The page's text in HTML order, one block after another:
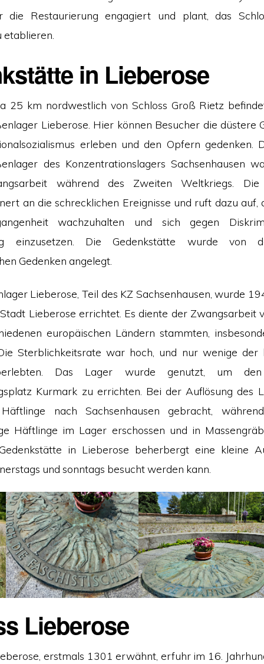
die Restaurierung engagiert und plant, das
in Lieberose
25 km nordwestlich von Schloss Groß Rietz
Lieberose. Hier können Besucher die düstere
erleben und den Opfern gedenken.
des Konzentrationslagers Sachsenhausen
während des Zweiten Weltkriegs. Die
an die schrecklichen Ereignisse und ruft dazu auf,
wachzuhalten und sich gegen
einzusetzen. Die Gedenkstätte wurde von
Gedenken angelegt.
Lieberose, Teil des KZ Sachsenhausen, wurde
Lieberose errichtet. Es diente der Zwangsarbeit
europäischen Ländern stammten,
Sterblichkeitsrate war hoch, und nur wenige der
Das Lager wurde genutzt, um den
Kurmark zu errichten. Bei der Auflösung des
nach Sachsenhausen gebracht,
Häftlinge im Lager erschossen und in
in Lieberose beherbergt eine kleine
und sonntags besucht werden kann.
Lieberose
erstmals 1301 erwähnt, erfuhr im 16.